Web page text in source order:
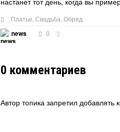
Платье Свадьба Обряд
news
0
0 комментариев
Автор топика запретил добавлять